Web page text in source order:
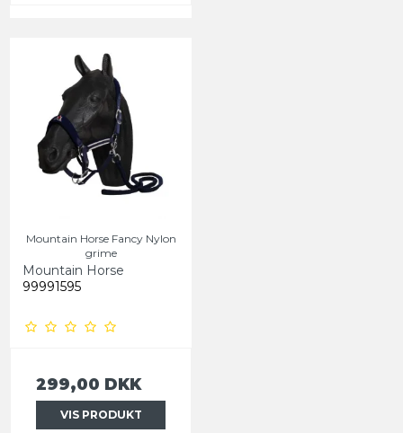
Mountain Horse Fancy Nylon
grime
Mountain Horse
99991595
299,00 DKK
VIS PRODUKT